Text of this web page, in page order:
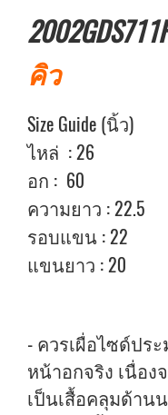
คิว
Size Guide (นิ้ว)
ไหล่ : 26
อก : 60
ความยาว : 22.5
รอบแขน : 22
แขนยาว : 20
- ควรเผื่อไซด์ปร
หน้าอกจริง เนื่อง
เป็นเสื้อคลุมด้าน